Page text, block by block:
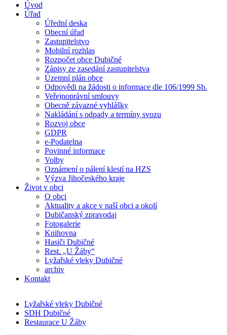
Úvod
Úřad
Úřední deska
Obecní úřad
Zastupitelstvo
Mobilní rozhlas
Rozpočet obce Dubičné
Zápisy ze zasedání zastupitelstva
Územní plán obce
Odpovědi na žádosti o informace dle 106/1999 Sb.
Veřejnoprávní smlouvy
Obecně závazné vyhlášky
Nakládání s odpady a termíny svozu
Rozvoj obce
GDPR
e-Podatelna
Povinné informace
Volby
Oznámení o pálení klestí na HZS
Výzva Jihočeského kraje
Život v obci
O obci
Aktuality a akce v naší obci a okolí
Dubičanský zpravodaj
Fotogalerie
Knihovna
Hasiči Dubičné
Rest. „U Žáby“
Lyžařské vleky Dubičné
archiv
Kontakt
Lyžařské vleky Dubičné
SDH Dubičné
Restaurace U Žáby